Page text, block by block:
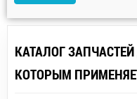
КАТАЛОГ
КОТОРЫМ